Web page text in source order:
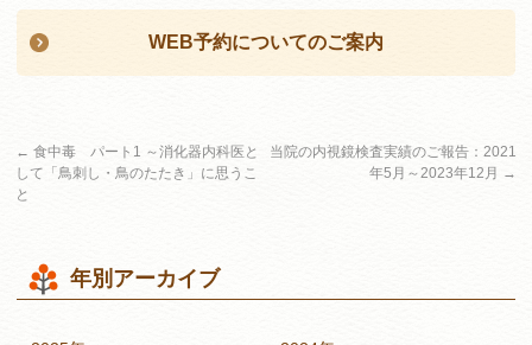
WEB予約についてのご案内
← 食中毒 パート1 ～消化器内科医と
して「鳥刺し・鳥のたたき」に思うこ
と
当院の内視鏡検査実績のご報告：2021
年5月～2023年12月 →
年別アーカイブ